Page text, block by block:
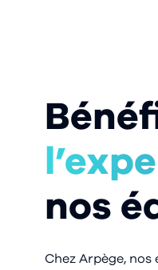
nos
Chez Arpège,